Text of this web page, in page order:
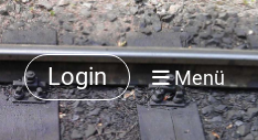
Login Menü